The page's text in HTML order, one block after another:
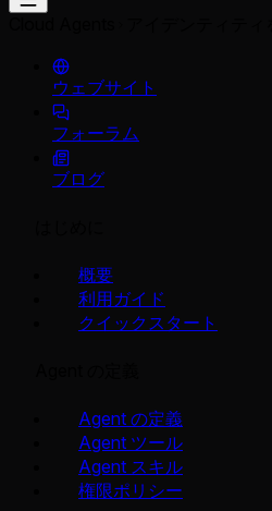
ウェブサイト
フォーラム
ブログ
概要
利用ガイド
クイックスタート
Agent の定義
Agent ツール
Agent スキル
権限ポリシー